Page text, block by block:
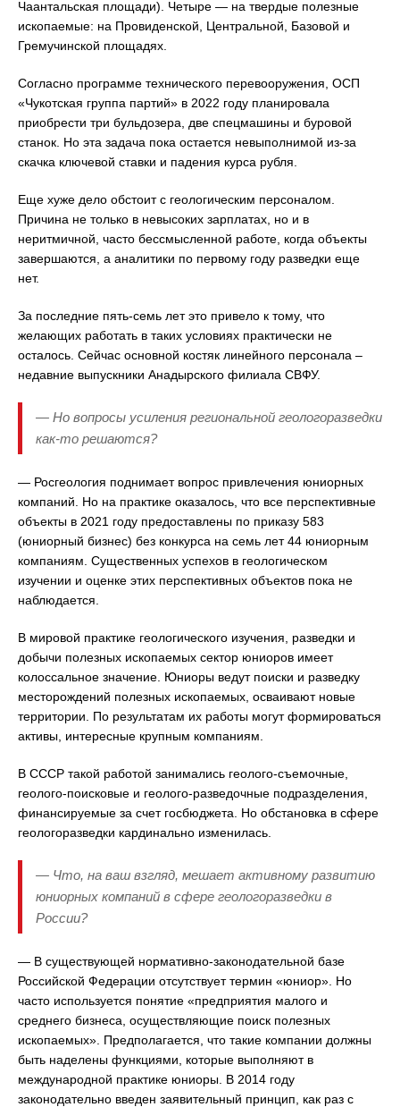
Чаантальская площади). Четыре — на твердые полезные
ископаемые: на Провиденской, Центральной, Базовой и
Гремучинской площадях.
Согласно программе технического перевооружения, ОСП
«Чукотская группа партий» в 2022 году планировала
приобрести три бульдозера, две спецмашины и буровой
станок. Но эта задача пока остается невыполнимой из-за
скачка ключевой ставки и падения курса рубля.
Еще хуже дело обстоит с геологическим персоналом.
Причина не только в невысоких зарплатах, но и в
неритмичной, часто бессмысленной работе, когда объекты
завершаются, а аналитики по первому году разведки еще
нет.
За последние пять-семь лет это привело к тому, что
желающих работать в таких условиях практически не
осталось. Сейчас основной костяк линейного персонала –
недавние выпускники Анадырского филиала СВФУ.
— Но вопросы усиления региональной геологоразведки
как-то решаются?
— Росгеология поднимает вопрос привлечения юниорных
компаний. Но на практике оказалось, что все перспективные
объекты в 2021 году предоставлены по приказу 583
(юниорный бизнес) без конкурса на семь лет 44 юниорным
компаниям. Существенных успехов в геологическом
изучении и оценке этих перспективных объектов пока не
наблюдается.
В мировой практике геологического изучения, разведки и
добычи полезных ископаемых сектор юниоров имеет
колоссальное значение. Юниоры ведут поиски и разведку
месторождений полезных ископаемых, осваивают новые
территории. По результатам их работы могут формироваться
активы, интересные крупным компаниям.
В СССР такой работой занимались геолого-съемочные,
геолого-поисковые и геолого-разведочные подразделения,
финансируемые за счет госбюджета. Но обстановка в сфере
геологоразведки кардинально изменилась.
— Что, на ваш взгляд, мешает активному развитию
юниорных компаний в сфере геологоразведки в
России?
— В существующей нормативно-законодательной базе
Российской Федерации отсутствует термин «юниор». Но
часто используется понятие «предприятия малого и
среднего бизнеса, осуществляющие поиск полезных
ископаемых». Предполагается, что такие компании должны
быть наделены функциями, которые выполняют в
международной практике юниоры. В 2014 году
законодательно введен заявительный принцип, как раз с